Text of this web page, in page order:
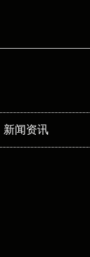
新闻资讯